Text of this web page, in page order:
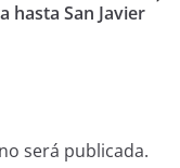
hasta San Javier
será publicada.